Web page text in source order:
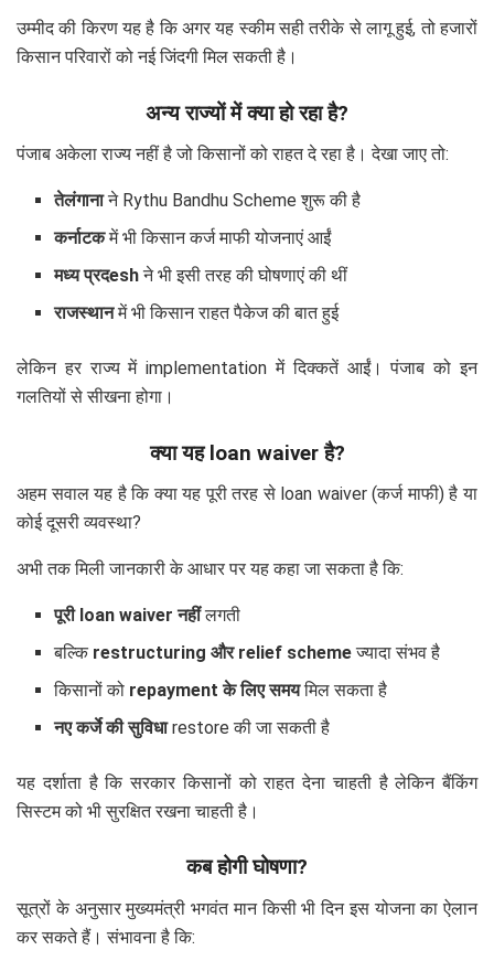
उम्मीद की किरण यह है कि अगर यह स्कीम सही तरीके से लागू हुई, तो हजारों
किसान परिवारों को नई जिंदगी मिल सकती है।
अन्य राज्यों में क्या हो रहा है?
पंजाब अकेला राज्य नहीं है जो किसानों को राहत दे रहा है। देखा जाए तो:
तेलंगानाने Rythu Bandhu Scheme शुरू की है
कर्नाटकमें भी किसान कर्ज माफी योजनाएं आईं
मध्य प्रदeshने भी इसी तरह की घोषणाएं की थीं
राजस्थानमें भी किसान राहत पैकेज की बात हुई
लेकिन हर राज्य में implementation में दिक्कतें आईं। पंजाब को इन
गलतियों से सीखना होगा।
क्या यह loan waiver है?
अहम सवाल यह है कि क्या यह पूरी तरह से loan waiver (कर्ज माफी) है या
कोई दूसरी व्यवस्था?
अभी तक मिली जानकारी के आधार पर यह कहा जा सकता है कि:
पूरी loan waiver नहींलगती
बल्कि restructuring और relief schemeज्यादा संभव है
किसानों को repayment के लिए समयमिल सकता है
नए कर्जे की सुविधाrestore की जा सकती है
यह दर्शाता है कि सरकार किसानों को राहत देना चाहती है लेकिन बैंकिंग
सिस्टम को भी सुरक्षित रखना चाहती है।
कब होगी घोषणा?
सूत्रों के अनुसार मुख्यमंत्री भगवंत मान किसी भी दिन इस योजना का ऐलान
कर सकते हैं। संभावना है कि: